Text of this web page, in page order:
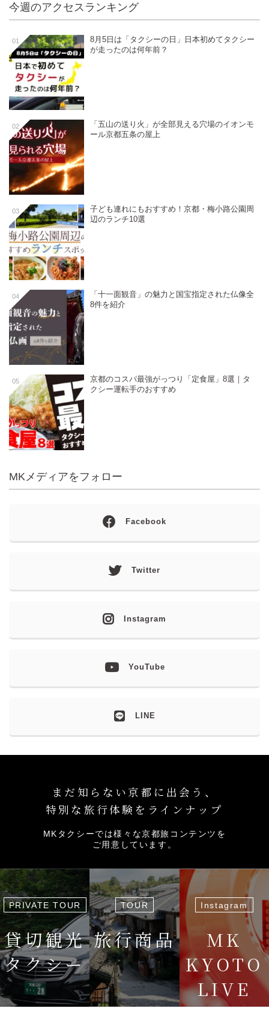
今週のアクセスランキング
01
8月5日は「タクシーの日」日本初めてタクシー
が走ったのは何年前？
02
「五山の送り火」が全部見える穴場のイオンモ
ール京都五条の屋上
03
子ども連れにもおすすめ！京都・梅小路公園周
辺のランチ10選
04
「十一面観音」の魅力と国宝指定された仏像全
8件を紹介
05
京都のコスパ最強がっつり「定食屋」8選｜タ
クシー運転手のおすすめ
MKメディアをフォロー
Facebook
Twitter
Instagram
YouTube
LINE
まだ知らない京都に出会う、
特別な旅行体験をラインナップ
MKタクシーでは様々な京都旅コンテンツを
ご用意しています。
PRIVATE TOUR
貸切観光
タクシー
TOUR
旅行商品
Instagram
MK
KYOTO
LIVE